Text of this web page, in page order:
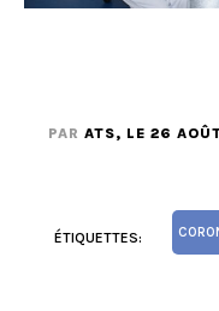
PAR ATS, LE 26
ÉTIQUETTES: